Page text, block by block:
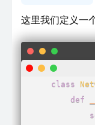
这里我们定义一
class
def